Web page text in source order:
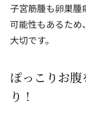
子宮筋腫も卵巣腫
可能性もあるため
大切です。
ぽっこりお
り！